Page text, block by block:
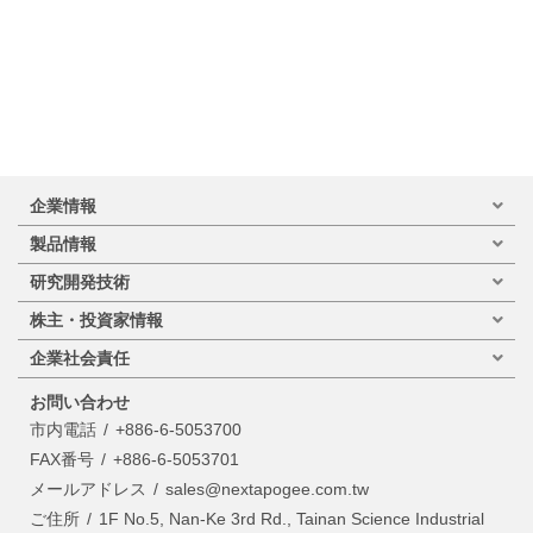
企業情報
製品情報
研究開発技術
株主・投資家情報
企業社会責任
お問い合わせ
市内電話
+886-6-5053700
FAX番号
+886-6-5053701
メールアドレス
sales@nextapogee.com.tw
ご住所
1F No.5, Nan-Ke 3rd Rd., Tainan Science Industrial